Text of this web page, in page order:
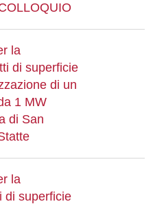
la
di superficie
di un
1 MW
di San
la
di superficie